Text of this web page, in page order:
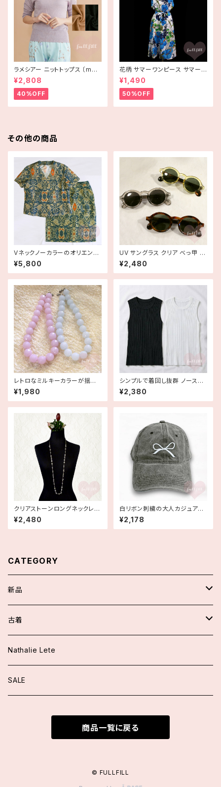
ラメシアー ニットトップス 〔merl
ot plus〕
¥2,808
40%OFF
花柄 サマーワンピース サマード
レス ハイビスカス ブルー USA
古着 HAWAII
¥1,490
50%OFF
その他の商品
Vネックノーカラーのオリエンタ
ルなセットアップ 古着
¥5,800
UV サングラス クリア べっ甲 ラ
ウンド
¥2,480
レトロなミルキーカラーが揺れ
るビーズネックレス ラベンダー
パープル ブルー デッドストック
¥1,980
シンプルで着回し抜群 ノースリ
ーブリブニットトップス 黒白
¥2,380
クリアストーンロングネックレス
古着
¥2,480
白リボン刺繍の大人カジュアル
コットンキャップ ヴィンテージ風
黒 帽子
¥2,178
CATEGORY
新品
スカート/パンツ
アウター
ジャケット
トップス
ファッション小物
古着
ワンピース
トップス
Nathalie Lete
SALE
商品一覧に戻る
© FULLFILL